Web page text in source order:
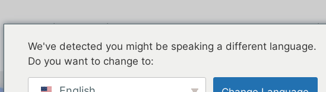
Rererangi Piauau E rua nga korero
We've detected you might be speaking a different language.
Do you want to change to: